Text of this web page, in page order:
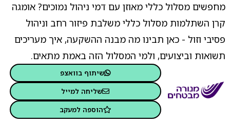
מחפשים מסלול כללי מאוזן עם דמי ניהול נמוכים? אומגה
קרן השתלמות מסלול כללי משלבת פיזור רחב וניהול
פסיבי וזול - כאן תבינו מה מבנה ההשקעה, איך מעריכים
תשואות וביצועים, ולמי המסלול הזה באמת מתאים.
שיתוף בוואצפ
שליחה למייל
הוספה למעקב